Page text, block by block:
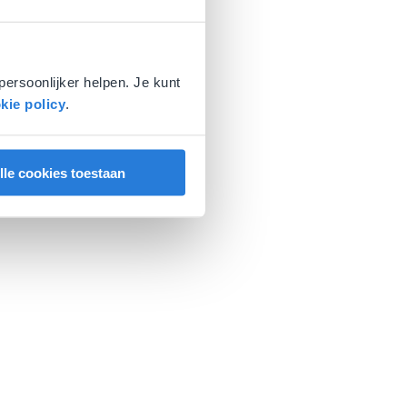
helpen. Je kunt
policy.
cookies toestaan